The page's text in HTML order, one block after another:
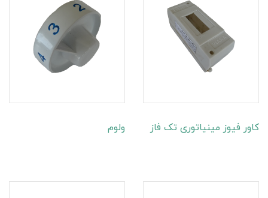
کاور فیوز مینیاتوری تک فاز ولوم